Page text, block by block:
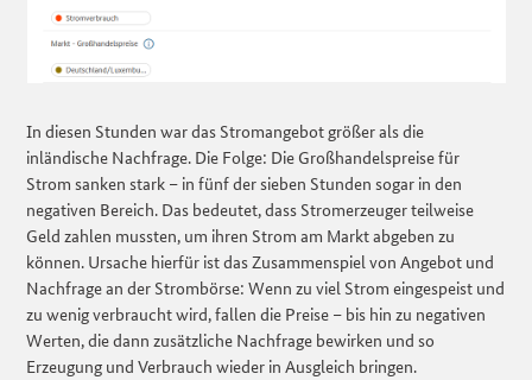
In diesen Stunden war das Stromangebot größer als die
inländische Nachfrage. Die Folge: Die Großhandelspreise für
Strom sanken stark – in fünf der sieben Stunden sogar in den
negativen Bereich. Das bedeutet, dass Stromerzeuger teilweise
Geld zahlen mussten, um ihren Strom am Markt abgeben zu
können. Ursache hierfür ist das Zusammenspiel von Angebot und
Nachfrage an der Strombörse: Wenn zu viel Strom eingespeist und
zu wenig verbraucht wird, fallen die Preise – bis hin zu negativen
Werten, die dann zusätzliche Nachfrage bewirken und so
Erzeugung und Verbrauch wieder in Ausgleich bringen.